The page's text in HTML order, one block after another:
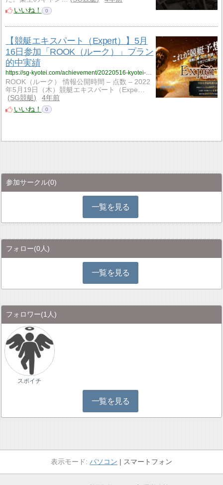
いいね！
0
【競艇エキスパート（Expert）】5月
16日参加「ROOK（ルーク）」プラン
的中実績
https://sg-kyotei.com/achievement/20220516-kyotei-expert/
ROOK（ルーク） 情報公開時間 – 点数 – 2022
年5月19日（木）競艇エキスパート（Expe…
SG競艇
4年前
いいね！
0
参加サークル(0)
一覧を見る
フォロー(0人)
一覧を見る
フォロワー(1人)
スポイチ
一覧を見る
パソコン スマートフォン